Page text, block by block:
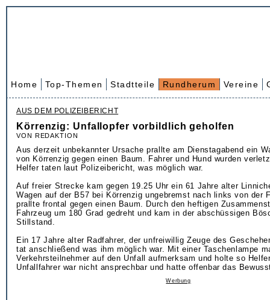
Home Top-Themen Stadtteile Rundherum Vereine
AUS DEM POLIZEIBERICHT
Körrenzig: Unfallopfer vorbildlich geholfen
VON REDAKTION
Aus derzeit unbekannter Ursache prallte am Dienstagabend ein
von Körrenzig gegen einen Baum. Fahrer und Hund wurden
Helfer taten laut Polizeibericht, was möglich war.
Auf freier Strecke kam gegen 19.25 Uhr ein 61 Jahre alter
Wagen auf der B57 bei Körrenzig ungebremst nach links von der
prallte frontal gegen einen Baum. Durch den heftigen
Fahrzeug um 180 Grad gedreht und kam in der abschüssigen
Stillstand.
Ein 17 Jahre alter Radfahrer, der unfreiwillig Zeuge des
tat anschließend was ihm möglich war. Mit einer Taschenlampe
Verkehrsteilnehmer auf den Unfall aufmerksam und holte so
Unfallfahrer war nicht ansprechbar und hatte offenbar das
Werbung